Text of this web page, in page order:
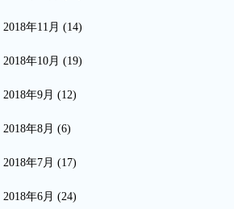
2018年11月 (14)
2018年10月 (19)
2018年9月 (12)
2018年8月 (6)
2018年7月 (17)
2018年6月 (24)